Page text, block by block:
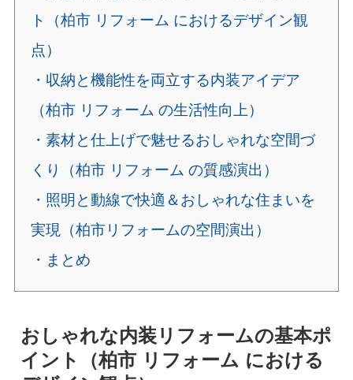
ト（柏市 リフォーム におけるデザイン観
点）
・収納と機能性を両立する内装アイデア
（柏市 リフォーム の生活性向上）
・素材と仕上げで魅せるおしゃれな空間づ
くり（柏市 リフォーム の質感演出）
・照明と動線で快適＆おしゃれな住まいを
実現（柏市リフォームの空間演出）
・まとめ
おしゃれな内装リフォームの基本ポ
イント（柏市 リフォーム における